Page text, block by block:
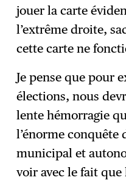
jouer la carte
l’extrême droite,
cette carte ne
Je pense que pour
élections, nous
lente hémorragie
l’énorme
municipal et
voir avec le fait